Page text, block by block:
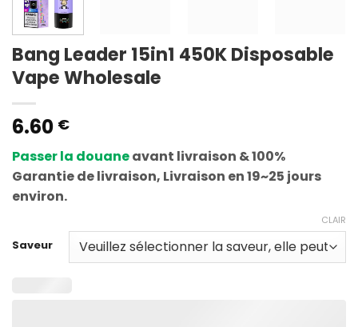
Bang Leader 15in1 450K Disposable
Vape Wholesale
6.60 €
Passer la douaneavant livraison & 100%
Garantie de livraison, Livraison en 19~25 jours
environ.
Saveur
CLAIR